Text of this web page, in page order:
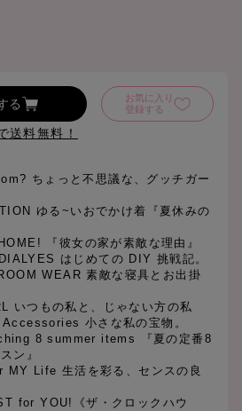
る
お気に入り
登録する
送料無料！
ちょっと不思議な、グッチガー
ゆる~いおでかけ着『夏休みの
『彼女の家が素敵な理由』
はじめての DIY 挑戦記。
WEAR 素敵な寝具とお出掛
いつもの私と、じゃない方の私
小さな私の宝物。
8 summer items 『夏の定番8
ン』
Life 生活を彩る、センスの良
for YOU!《ザ・クロックハウ